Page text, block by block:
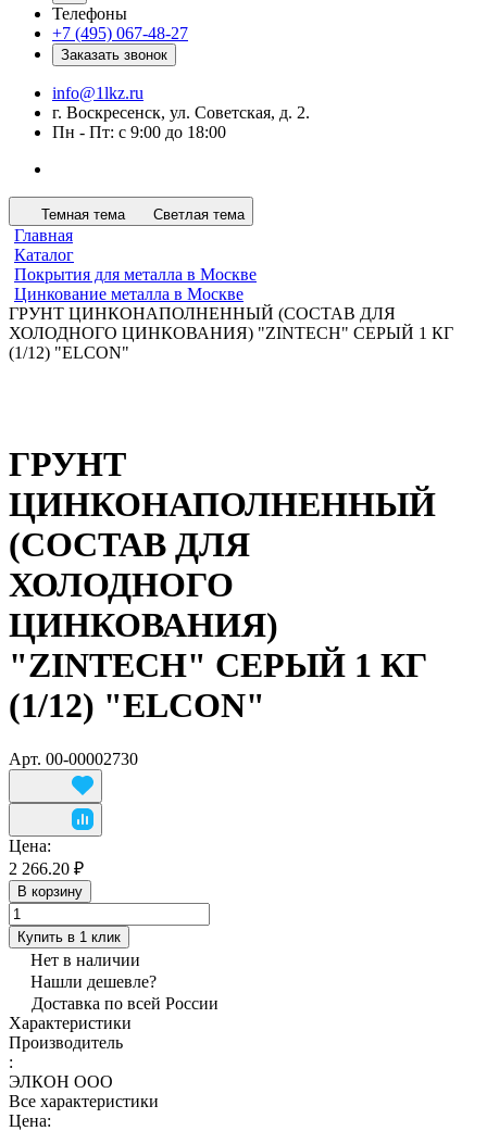
Телефоны
+7 (495) 067-48-27
Заказать звонок
info@1lkz.ru
г. Воскресенск, ул. Советская, д. 2.
Пн - Пт: с 9:00 до 18:00
Темная тема Светлая тема
Главная
Каталог
Покрытия для металла в Москве
Цинкование металла в Москве
ГРУНТ ЦИНКОНАПОЛНЕННЫЙ (СОСТАВ ДЛЯ
ХОЛОДНОГО ЦИНКОВАНИЯ) "ZINTECH" СЕРЫЙ 1 КГ
(1/12) "ELCON"
ГРУНТ
ЦИНКОНАПОЛНЕННЫЙ
(СОСТАВ ДЛЯ
ХОЛОДНОГО
ЦИНКОВАНИЯ)
"ZINTECH" СЕРЫЙ 1 КГ
(1/12) "ELCON"
Арт. 00-00002730
Цена:
2 266.20 ₽
В корзину
Купить в 1 клик
Нет в наличии
Нашли дешевле?
Доставка по всей России
Характеристики
Производитель
:
ЭЛКОН ООО
Все характеристики
Цена: